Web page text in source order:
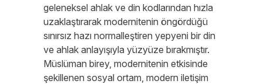
geleneksel ahlak ve din kodlarından hızla
uzaklaştırarak modernitenin öngördüğü
sınırsız hazı normalleştiren yepyeni bir din
ve ahlak anlayışıyla yüzyüze bırakmıştır.
Müslüman birey, modernitenin etkisinde
şekillenen sosyal ortam, modern iletişim